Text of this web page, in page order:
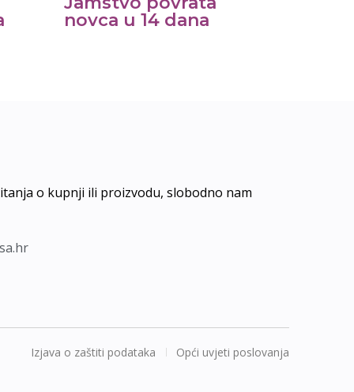
novca u 14 dana
o kupnji ili proizvodu, slobodno nam
Izjava o zaštiti podataka Opći uvjeti poslovanja